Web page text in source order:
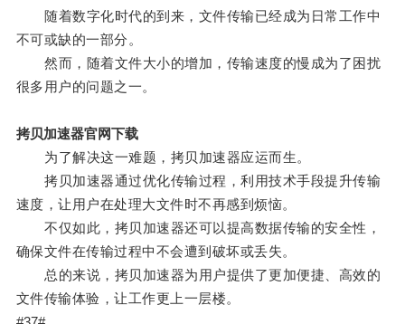
随着数字化时代的到来，文件传输已经成为日常工作中
不可或缺的一部分。
然而，随着文件大小的增加，传输速度的慢成为了困扰
很多用户的问题之一。
拷贝加速器官网下载
为了解决这一难题，拷贝加速器应运而生。
拷贝加速器通过优化传输过程，利用技术手段提升传输
速度，让用户在处理大文件时不再感到烦恼。
不仅如此，拷贝加速器还可以提高数据传输的安全性，
确保文件在传输过程中不会遭到破坏或丢失。
总的来说，拷贝加速器为用户提供了更加便捷、高效的
文件传输体验，让工作更上一层楼。